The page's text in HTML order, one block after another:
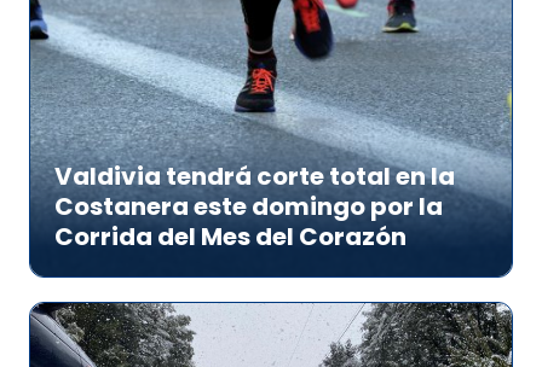
Valdivia tendrá corte total en la
Costanera este domingo por la
Corrida del Mes del Corazón